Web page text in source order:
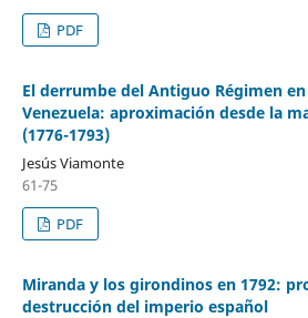
PDF
El derrumbe del Antiguo Régimen
Venezuela: aproximación desde la
(1776-1793)
Jesús Viamonte
61-75
PDF
Miranda y los girondinos en 1792:
destrucción del imperio español